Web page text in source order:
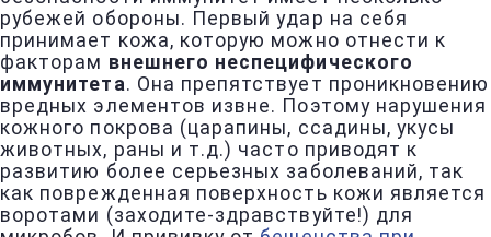
рубежей обороны. Первый удар на себя
принимает кожа, которую можно отнести к
факторам внешнего неспецифического
иммунитета. Она препятствует проникновению
вредных элементов извне. Поэтому нарушения
кожного покрова (царапины, ссадины, укусы
животных, раны и т.д.) часто приводят к
развитию более серьезных заболеваний, так
как поврежденная поверхность кожи является
воротами (заходите-здравствуйте!) для